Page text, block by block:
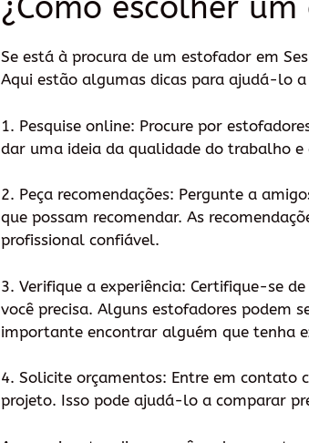
¿Como escolher
Se está à procura de um estofador em
Aqui estão algumas dicas para ajudá-lo
1. Pesquise online: Procure por
dar uma ideia da qualidade do trabalho
2. Peça recomendações: Pergunte a
que possam recomendar. As
profissional confiável.
3. Verifique a experiência: Certifique-se
você precisa. Alguns estofadores podem
importante encontrar alguém que tenha
4. Solicite orçamentos: Entre em contato
projeto. Isso pode ajudá-lo a comparar